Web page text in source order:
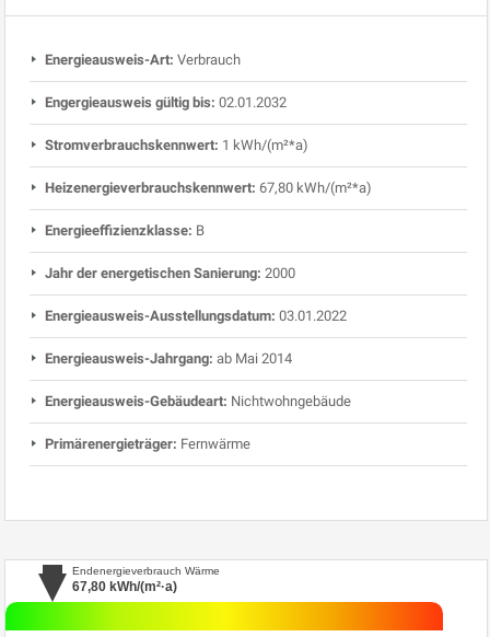
Energieausweis-Art: Verbrauch
Engergieausweis gültig bis: 02.01.2032
Stromverbrauchskennwert: 1 kWh/(m²*a)
Heizenergieverbrauchskennwert: 67,80 kWh/(m²*a)
Energieeffizienzklasse: B
Jahr der energetischen Sanierung: 2000
Energieausweis-Ausstellungsdatum: 03.01.2022
Energieausweis-Jahrgang: ab Mai 2014
Energieausweis-Gebäudeart: Nichtwohngebäude
Primärenergieträger: Fernwärme
Endenergieverbrauch Wärme
67,80 kWh/(m²·a)